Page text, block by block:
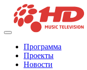
Программа
Проекты
Новости